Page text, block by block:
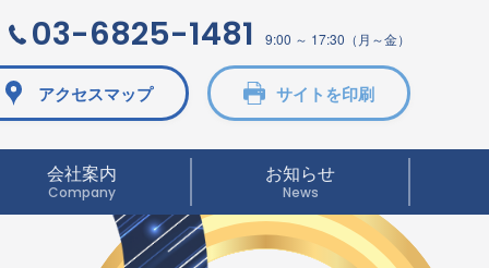
03-6825-1481 9:00 ～ 17:30（月～金）
アクセスマップ サイトを印刷
会社案内
Company
お知らせ
News